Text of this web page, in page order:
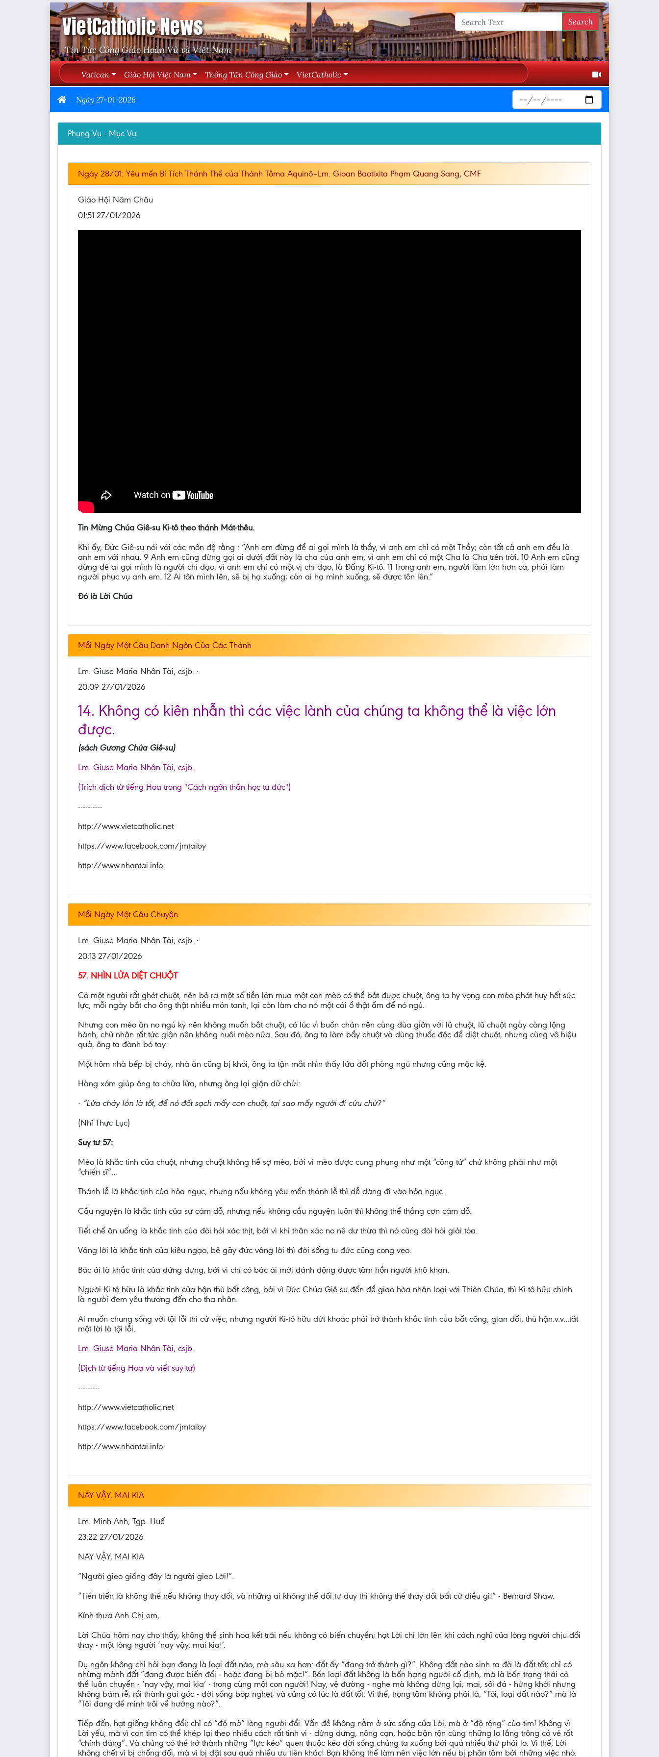
VietCatholic News
Tin Tức Công Giáo Hoàn Vũ và Việt Nam
Search
Vatican Giáo Hội Việt Nam Thông Tấn Công Giáo VietCatholic
Ngày 27-01-2026
Phụng Vụ - Mục Vụ
Ngày 28/01: Yêu mến Bí Tích Thánh Thể của Thánh Tôma Aquinô–Lm. Gioan Baotixita Phạm Quang Sang, CMF
Giáo Hội Năm Châu
01:51 27/01/2026
Tin Mừng Chúa Giê-su Ki-tô theo thánh Mát-thêu.
Khi ấy, Đức Giê-su nói với các môn đệ rằng : “Anh em đừng để ai gọi mình là thầy, vì anh em chỉ có một Thầy; còn tất cả anh em đều là
anh em với nhau. 9 Anh em cũng đừng gọi ai dưới đất này là cha của anh em, vì anh em chỉ có một Cha là Cha trên trời. 10 Anh em cũng
đừng để ai gọi mình là người chỉ đạo, vì anh em chỉ có một vị chỉ đạo, là Đấng Ki-tô. 11 Trong anh em, người làm lớn hơn cả, phải làm
người phục vụ anh em. 12 Ai tôn mình lên, sẽ bị hạ xuống; còn ai hạ mình xuống, sẽ được tôn lên.”
Đó là Lời Chúa
Mỗi Ngày Một Câu Danh Ngôn Của Các Thánh
Lm. Giuse Maria Nhân Tài, csjb. ·
20:09 27/01/2026
14. Không có kiên nhẫn thì các việc lành của chúng ta không thể là việc lớn
được.
(sách Gương Chúa Giê-su)
Lm. Giuse Maria Nhân Tài, csjb.
(Trích dịch từ tiếng Hoa trong "Cách ngôn thần học tu đức")
----------
http://www.vietcatholic.net
https://www.facebook.com/jmtaiby
http://www.nhantai.info
Mỗi Ngày Một Câu Chuyện
Lm. Giuse Maria Nhân Tài, csjb. ·
20:13 27/01/2026
57. NHÌN LỬA DIỆT CHUỘT
Có một người rất ghét chuột, nên bỏ ra một số tiền lớn mua một con mèo có thể bắt được chuột, ông ta hy vọng con mèo phát huy hết sức
lực, mỗi ngày bắt cho ông thật nhiều món tanh, lại còn làm cho nó một cái ổ thật ấm để nó ngủ.
Nhưng con mèo ăn no ngủ kỷ nên không muốn bắt chuột, có lúc vì buồn chán nên cùng đùa giỡn với lũ chuột, lũ chuột ngày càng lộng
hành, chủ nhân rất tức giận nên không nuôi mèo nữa. Sau đó, ông ta làm bẩy chuột và dùng thuốc độc để diệt chuột, nhưng cũng vô hiệu
quả, ông ta đành bó tay.
Một hôm nhà bếp bị cháy, nhà ăn cũng bị khói, ông ta tận mắt nhìn thấy lửa đốt phòng ngủ nhưng cũng mặc kệ.
Hàng xóm giúp ông ta chữa lửa, nhưng ông lại giận dữ chửi:
- “Lửa cháy lớn là tốt, để nó đốt sạch mấy con chuột, tại sao mấy người đi cứu chứ?”
(Nhĩ Thực Lục)
Suy tư 57:
Mèo là khắc tinh của chuột, nhưng chuột không hề sợ mèo, bởi vì mèo được cung phụng như một “công tử” chứ không phải như một
“chiến sĩ”…
Thánh lễ là khắc tinh của hỏa ngục, nhưng nếu không yêu mến thánh lễ thì dễ dàng đi vào hỏa ngục.
Cầu nguyện là khắc tinh của sự cám dỗ, nhưng nếu không cầu nguyện luôn thì không thể thắng cơn cám dỗ.
Tiết chế ăn uống là khắc tinh của đòi hỏi xác thịt, bởi vì khi thân xác no nê dư thừa thì nó cũng đòi hỏi giải tỏa.
Vâng lời là khắc tinh của kiêu ngạo, bẻ gãy đức vâng lời thì đời sống tu đức cũng cong vẹo.
Bác ái là khắc tinh của dửng dưng, bởi vì chỉ có bác ái mới đánh động được tâm hồn người khô khan.
Người Ki-tô hữu là khắc tinh của hận thù bất công, bởi vì Đức Chúa Giê-su đến để giao hòa nhân loại với Thiên Chúa, thì Ki-tô hữu chính
là người đem yêu thương đến cho tha nhân.
Ai muốn chung sống với tội lỗi thì cứ việc, nhưng người Ki-tô hữu dứt khoác phải trở thành khắc tinh của bất công, gian dối, thù hận.v.v...tắt
một lời là tội lỗi.
Lm. Giuse Maria Nhân Tài, csjb.
(Dịch từ tiếng Hoa và viết suy tư)
---------
http://www.vietcatholic.net
https://www.facebook.com/jmtaiby
http://www.nhantai.info
NAY VẬY, MAI KIA
Lm. Minh Anh, Tgp. Huế
23:22 27/01/2026
NAY VẬY, MAI KIA
“Người gieo giống đây là người gieo Lời!”.
“Tiến triển là không thể nếu không thay đổi, và những ai không thể đổi tư duy thì không thể thay đổi bất cứ điều gì!” - Bernard Shaw.
Kính thưa Anh Chị em,
Lời Chúa hôm nay cho thấy, không thể sinh hoa kết trái nếu không có biến chuyển; hạt Lời chỉ lớn lên khi cách nghĩ của lòng người chịu đổi
thay - một lòng người ‘nay vậy, mai kia!’.
Dụ ngôn không chỉ hỏi bạn đang là loại đất nào, mà sâu xa hơn: đất ấy “đang trở thành gì?”. Không đất nào sinh ra đã là đất tốt; chỉ có
những mảnh đất “đang được biến đổi - hoặc đang bị bỏ mặc!”. Bốn loại đất không là bốn hạng người cố định, mà là bốn trạng thái có
thể luân chuyển - ‘nay vậy, mai kia’ - trong cùng một con người! Nay, vệ đường - nghe mà không dừng lại; mai, sỏi đá - hứng khởi nhưng
không bám rễ; rồi thành gai góc - đời sống bóp nghẹt; và cũng có lúc là đất tốt. Vì thế, trọng tâm không phải là, “Tôi, loại đất nào?” mà là
“Tôi đang để mình trôi về hướng nào?”.
Tiếp đến, hạt giống không đổi; chỉ có “độ mở” lòng người đổi. Vấn đề không nằm ở sức sống của Lời, mà ở “độ rộng” của tim! Không vì
Lời yếu, mà vì con tim có thể khép lại theo nhiều cách rất tinh vi - dửng dưng, nông cạn, hoặc bận rộn cùng những lo lắng trông có vẻ rất
“chính đáng”. Và chúng có thể trở thành những “lực kéo” quen thuộc kéo đời sống chúng ta xuống bởi quá nhiều thứ phải lo. Vì thế, Lời
không chết vì bị chống đối, mà vì bị đặt sau quá nhiều ưu tiên khác! Bạn không thể làm nên việc lớn nếu bị phân tâm bởi những việc nhỏ.